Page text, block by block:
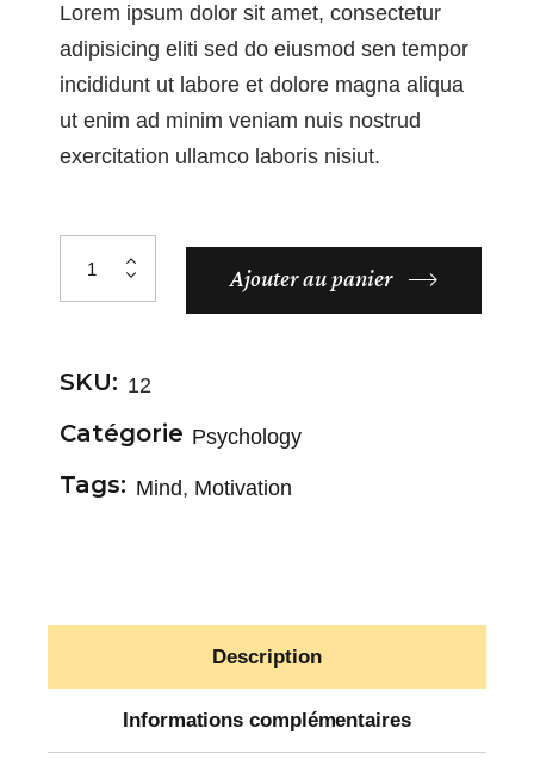
Lorem ipsum dolor sit amet, consectetur
adipisicing eliti sed do eiusmod sen tempor
incididunt ut labore et dolore magna aliqua
ut enim ad minim veniam nuis nostrud
exercitation ullamco laboris nisiut.
Ajouter au panier
SKU: 12
Catégorie Psychology
Tags: Mind, Motivation
Description
Informations complémentaires